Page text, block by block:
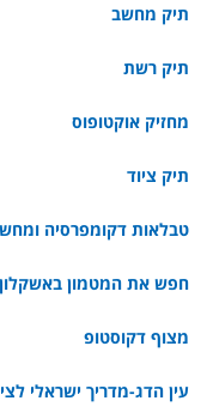
תיק מחשב
תיק רשת
מחזיק אוקטופוס
תיק ציוד
טבלאות דקומפרסיה
חפש את המטמון באשקלון
מצוף דקוסטופ
עין הדג-מדריך ישראלי